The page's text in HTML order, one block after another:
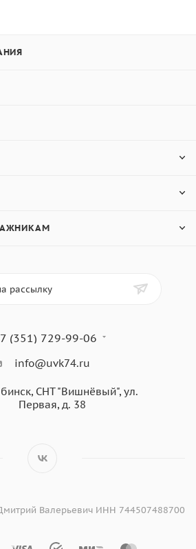
рассылку
(351) 729-99-06
info@uvk74.ru
СНТ "Вишнёвый", ул.
Первая, д. 38
Валерьевич ИНН 744507488700